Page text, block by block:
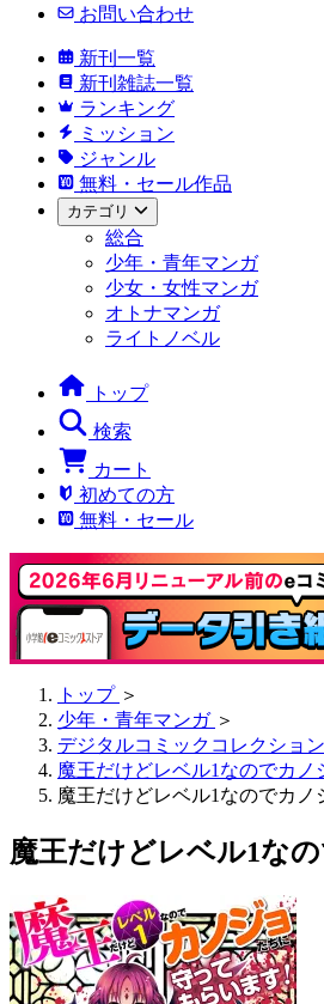
お問い合わせ
新刊一覧
新刊雑誌一覧
ランキング
ミッション
ジャンル
無料・セール作品
カテゴリ
総合
少年・青年マンガ
少女・女性マンガ
オトナマンガ
ライトノベル
トップ
検索
カート
初めての方
無料・セール
トップ ＞
少年・青年マンガ ＞
デジタルコミックコレクション
魔王だけどレベル1なのでカノ
魔王だけどレベル1なのでカ
魔王だけどレベル1な